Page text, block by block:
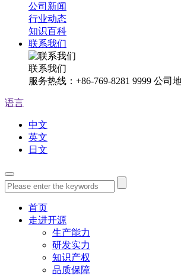
公司新闻
行业动态
知识百科
联系我们
联系我们
服务热线：+86-769-8281 9999 公
语言
中文
英文
日文
首页
走进开源
生产能力
研发实力
知识产权
品质保障